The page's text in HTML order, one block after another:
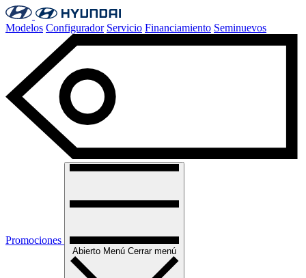
Modelos Configurador Servicio Financiamiento Seminuevos
Promociones
Abierto Menú Cerrar menú